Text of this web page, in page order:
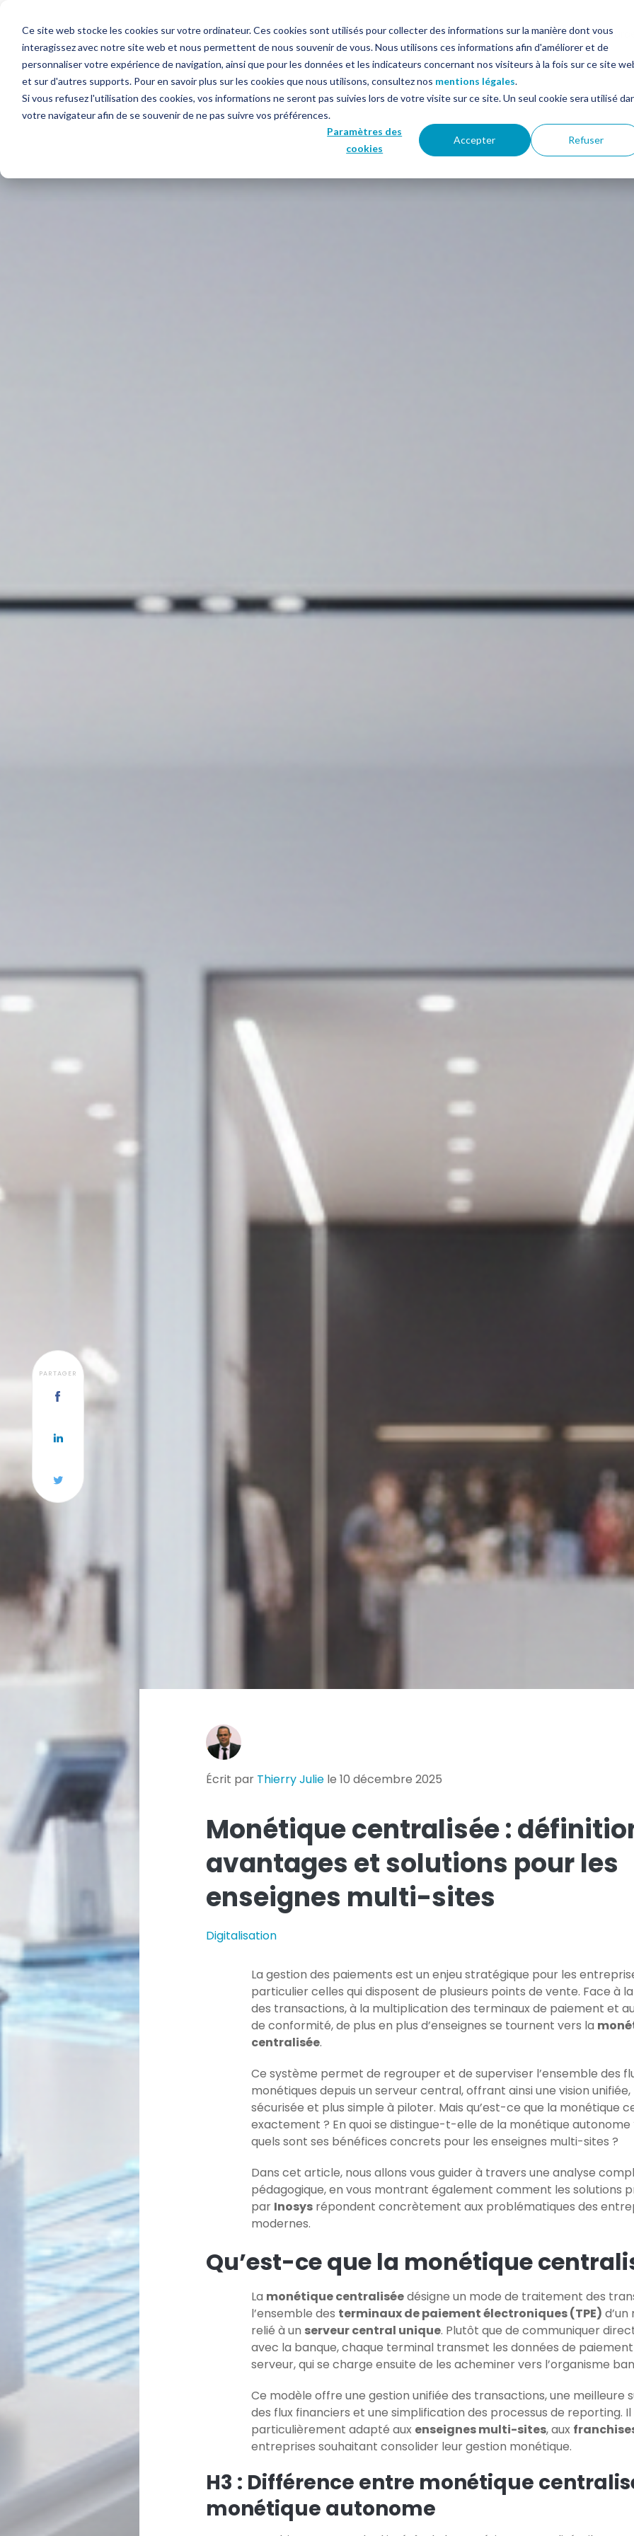
Ce site web stocke les cookies sur votre ordinateur. Ces cookies sont utilisés pour collecter des informations sur la manière dont vous
interagissez avec notre site web et nous permettent de nous souvenir de vous. Nous utilisons ces informations afin d'améliorer et de
personnaliser votre expérience de navigation, ainsi que pour les données et les indicateurs concernant nos visiteurs à la fois sur ce site
et sur d'autres supports. Pour en savoir plus sur les cookies que nous utilisons, consultez nos mentions légales.
Si vous refusez l'utilisation des cookies, vos informations ne seront pas suivies lors de votre visite sur ce site. Un seul cookie sera utilisé
votre navigateur afin de se souvenir de ne pas suivre vos préférences.
Paramètres des
cookies
Accepter Refuser
Votre besoin Solutions Services Le blog
Accueil»Blog»Digitalisation
Écrit par Thierry Julie le 10 décembre 2025
Monétique centralisée :
avantages et solutions pour les
enseignes multi-sites
Digitalisation
La gestion des paiements est un enjeu stratégique pour les
particulier celles qui disposent de plusieurs points de vente. Face à
des transactions, à la multiplication des terminaux de paiement et
de conformité, de plus en plus d’enseignes se tournent vers la
centralisée.
Ce système permet de regrouper et de superviser l’ensemble des
monétiques depuis un serveur central, offrant ainsi une vision unifiée,
sécurisée et plus simple à piloter. Mais qu’est-ce que la monétique
exactement ? En quoi se distingue-t-elle de la monétique autonome
quels sont ses bénéfices concrets pour les enseignes multi-sites ?
Dans cet article, nous allons vous guider à travers une analyse
pédagogique, en vous montrant également comment les solutions
par Inosysrépondent concrètement aux problématiques des
modernes.
Qu’est-ce que la monétique
La monétique centraliséedésigne un mode de traitement des
l’ensemble des terminaux de paiement électroniques (TPE)
relié à un serveur central unique. Plutôt que de communiquer
avec la banque, chaque terminal transmet les données de
serveur, qui se charge ensuite de les acheminer vers l’organisme
Ce modèle offre une gestion unifiée des transactions, une meilleure
des flux financiers et une simplification des processus de reporting.
particulièrement adapté aux enseignes multi-sites, aux
entreprises souhaitant consolider leur gestion monétique.
H3 : Différence entre monétique
monétique autonome
PARTAGER